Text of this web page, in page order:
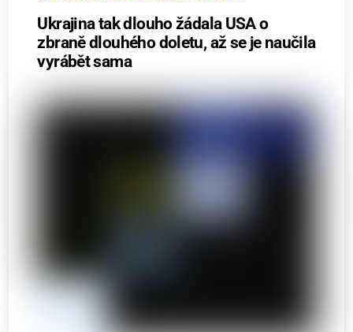
Ukrajina tak dlouho žádala USA o
zbraně dlouhého doletu, až se je naučila
vyrábět sama